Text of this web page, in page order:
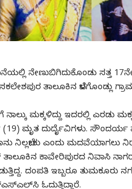
ನೇಣುಬಿಗಿದುಕೊಂಡು ಸತ್ತ
ತಾಲೂಕಿನ ಬೆಳಗೊಂಡ್ಲು
ಮಕ್ಕಳಿದ್ದು ಇದರಲ್ಲಿ ಎರಡು
ಮೃತ ದುರ್ದೈವಿಗಳು. ಸೌಂದರ್ಯ
ನಿಲ್ಲಬೇಕು ಎಂದು ಮದವೆಯಾಗಲು
ಕಾವೇರಿಪುರದ ನಿವಾಸಿ
ದಂಪತಿ ಇಬ್ಬರೂ ತುಮಕೂರು
ಓದುತ್ತಿದ್ದಾರೆ.